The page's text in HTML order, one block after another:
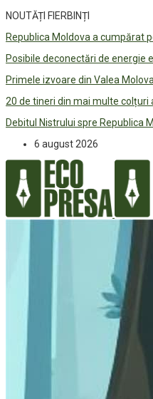
NOUTĂȚI FIERBINȚI
Republica Moldova a cumpărat
Posibile deconectări de energie
Primele izvoare din Valea
20 de tineri din mai multe colțuri
Debitul Nistrului spre Republica
6 august 2026